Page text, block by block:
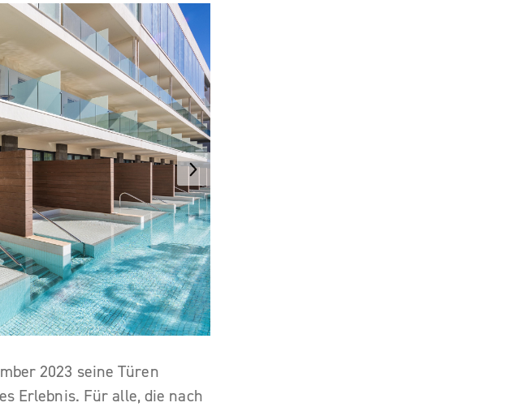
2023 seine Türen
Erlebnis. Für alle, die nach